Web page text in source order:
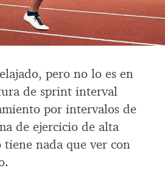
pero no lo es en
de sprint interval
por intervalos de
de ejercicio de alta
nada que ver con